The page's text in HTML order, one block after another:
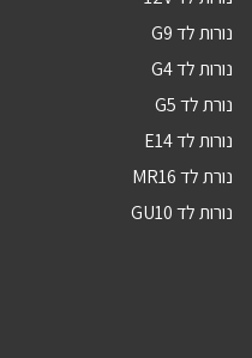
נורות לד G9
נורות לד G4
נורת לד G5
נורות לד E14
נורת לד MR16
נורות לד GU10